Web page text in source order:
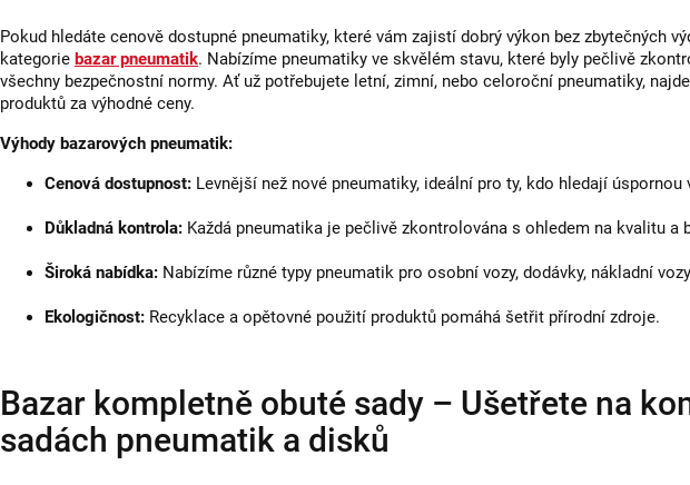
k
y
i
s
Pokud hledáte cenově dostupné pneumatiky, které vám zajistí dobrý výkon bez zbytečných
kategorie bazar pneumatik. Nabízíme pneumatiky ve skvělém stavu, které byly pečlivě
všechny bezpečnostní normy. Ať už potřebujete letní, zimní, nebo celoroční pneumatiky,
produktů za výhodné ceny.
Výhody bazarových pneumatik:
Cenová dostupnost: Levnější než nové pneumatiky, ideální pro ty, kdo hledají úspornou
Důkladná kontrola: Každá pneumatika je pečlivě zkontrolována s ohledem na kvalitu a
Široká nabídka: Nabízíme různé typy pneumatik pro osobní vozy, dodávky, nákladní
Ekologičnost: Recyklace a opětovné použití produktů pomáhá šetřit přírodní zdroje.
Bazar kompletně obuté sady – Ušetřete na
sadách pneumatik a disků